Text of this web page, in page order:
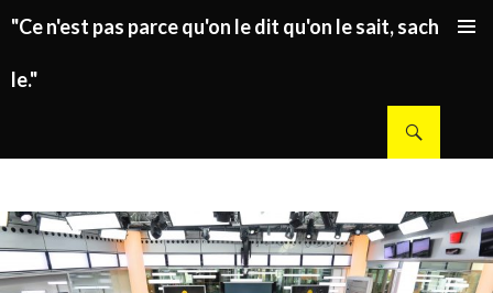
"Ce n'est pas parce qu'on le dit qu'on le sait, sachez
le."